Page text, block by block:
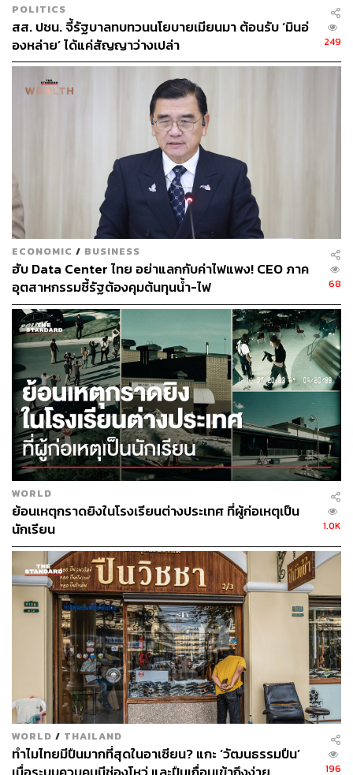
ABOUT THE AUTHOR
THE STANDARD TEAM
กองบรรณาธิการ THE STANDARD
POLITICS
สส. ปชน. จี้รัฐบาลทบทวนนโยบายเมียนมา ต้อนรับ ‘มินอ่
องหล่าย’ ได้แค่สัญญาว่างเปล่า
249
ECONOMIC / BUSINESS
ฮับ Data Center ไทย อย่าแลกกับค่าไฟแพง! CEO ภาค
อุตสาหกรรมชี้รัฐต้องคุมต้นทุนน้ำ-ไฟ
68
WORLD
ย้อนเหตุกราดยิงในโรงเรียนต่างประเทศ ที่ผู้ก่อเหตุเป็น
นักเรียน
1.0K
WORLD / THAILAND
ทำไมไทยมีปืนมากที่สุดในอาเซียน? แกะ ‘วัฒนธรรมปืน’
196